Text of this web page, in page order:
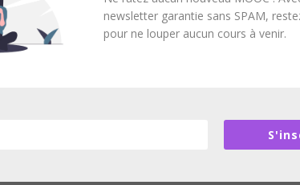
newsletter garantie sans SPAM,
pour ne louper aucun cours à venir.